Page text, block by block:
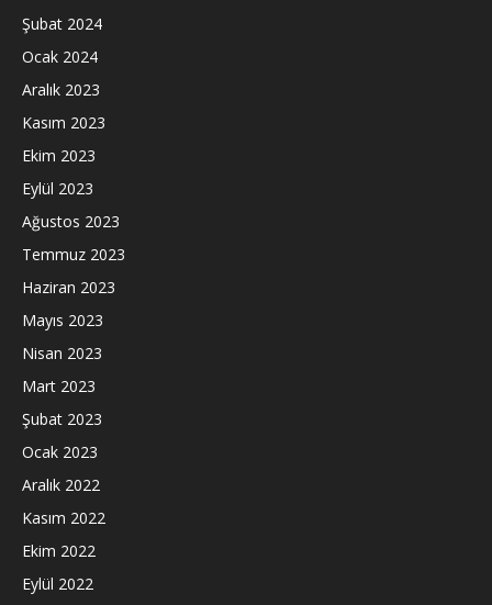
Şubat 2024
Ocak 2024
Aralık 2023
Kasım 2023
Ekim 2023
Eylül 2023
Ağustos 2023
Temmuz 2023
Haziran 2023
Mayıs 2023
Nisan 2023
Mart 2023
Şubat 2023
Ocak 2023
Aralık 2022
Kasım 2022
Ekim 2022
Eylül 2022